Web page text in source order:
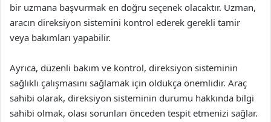
bir uzmana başvurmak en doğru seçenek olacaktır. Uzman,
aracın direksiyon sistemini kontrol ederek gerekli tamir
veya bakımları yapabilir.
Ayrıca, düzenli bakım ve kontrol, direksiyon sisteminin
sağlıklı çalışmasını sağlamak için oldukça önemlidir. Araç
sahibi olarak, direksiyon sisteminin durumu hakkında bilgi
sahibi olmak, olası sorunları önceden tespit etmenizi sağlar.